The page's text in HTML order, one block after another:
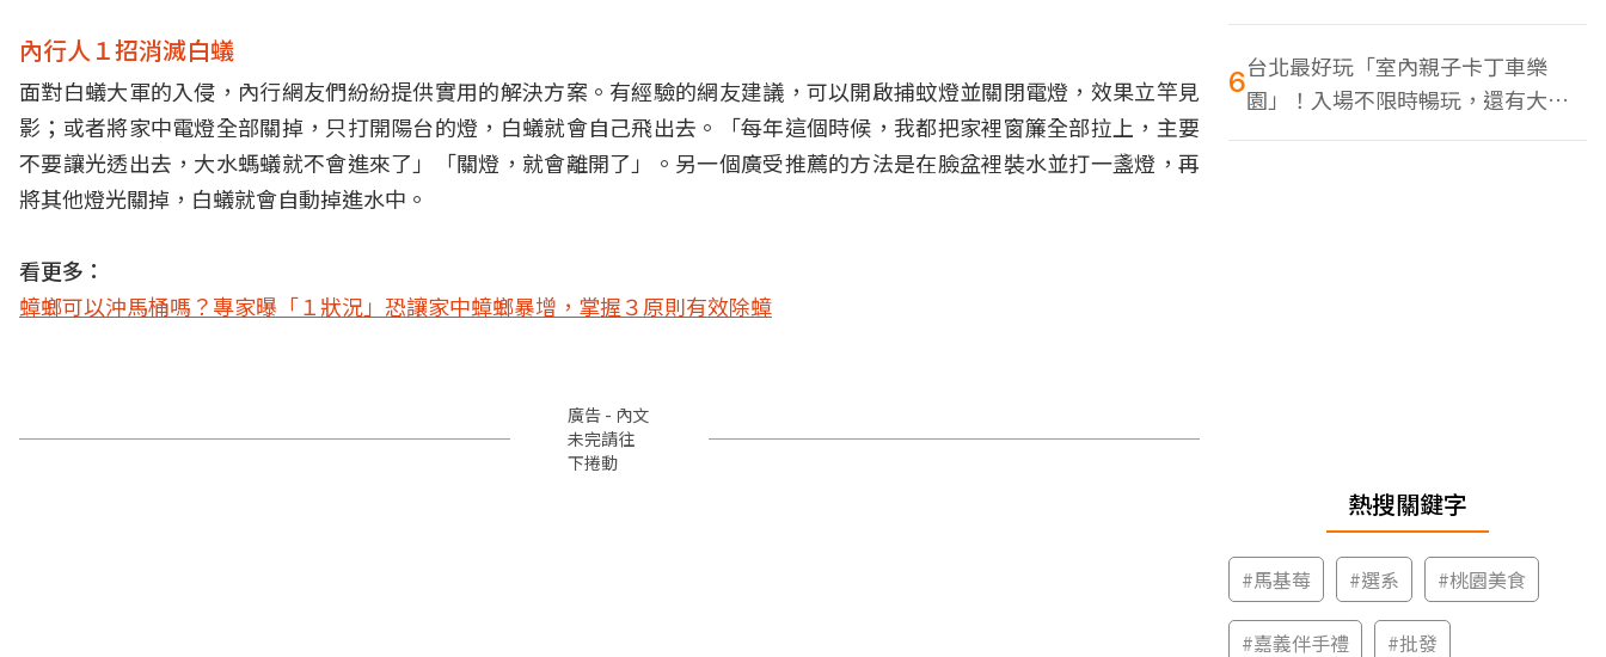
內行人１招消滅白蟻
面對白蟻大軍的入侵，內行網友們紛紛提供實用的解決方案。有經驗的網友建議，可以開啟捕蚊燈並關閉電燈，效果立竿見
影；或者將家中電燈全部關掉，只打開陽台的燈，白蟻就會自己飛出去。「每年這個時候，我都把家裡窗簾全部拉上，主要
不要讓光透出去，大水螞蟻就不會進來了」「關燈，就會離開了」。另一個廣受推薦的方法是在臉盆裡裝水並打一盞燈，再
將其他燈光關掉，白蟻就會自動掉進水中。
看更多：
蟑螂可以沖馬桶嗎？專家曝「１狀況」恐讓家中蟑螂暴增，掌握３原則有效除蟑
廣告 - 內文
未完請往
下捲動
同框
6台北最好玩「室內親子卡丁車樂
園」！入場不限時暢玩，還有大螢
幕Switch遊戲區
熱搜關鍵字
#馬基莓 #選系 #桃園美食
#嘉義伴手禮 #批發